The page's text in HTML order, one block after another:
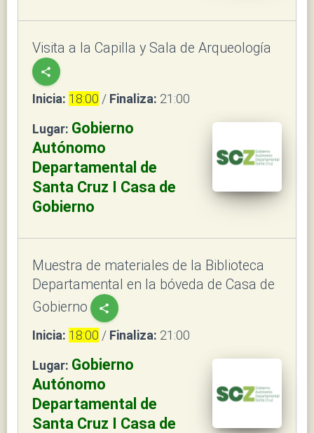
Visita a la Capilla y Sala de Arqueología
share
Inicia: 18:00 / Finaliza: 21:00
Lugar: Gobierno
Autónomo
Departamental de
Santa Cruz I Casa de
Gobierno
Muestra de materiales de la Biblioteca
Departamental en la bóveda de Casa de
Gobierno
share
Inicia: 18:00 / Finaliza: 21:00
Lugar: Gobierno
Autónomo
Departamental de
Santa Cruz I Casa de